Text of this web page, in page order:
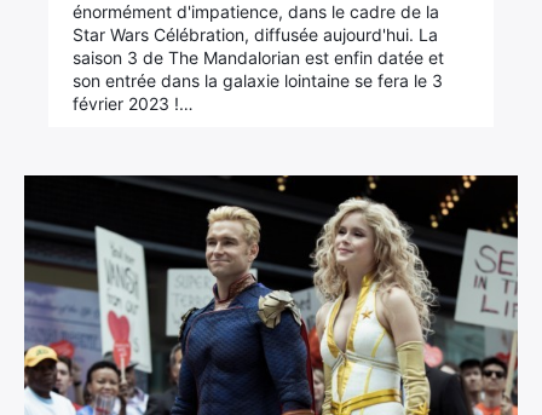
énormément d'impatience, dans le cadre de la
Star Wars Célébration, diffusée aujourd'hui. La
saison 3 de The Mandalorian est enfin datée et
son entrée dans la galaxie lointaine se fera le 3
février 2023 !…